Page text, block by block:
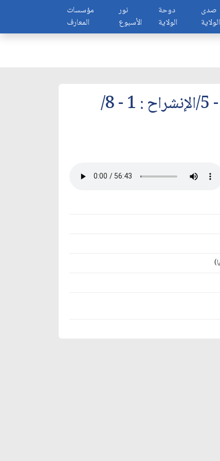
مؤسسات
المعارف
نور
الأسبوع
دوحة
الولاية
صدى
الولاية
سور:الفجر: 1 - 30/البلد: 1- 18/الشمس: 1- 8/الغاشية: 1 - 7/القدر: 1 - 5/الإنشراح : 1 - 8/